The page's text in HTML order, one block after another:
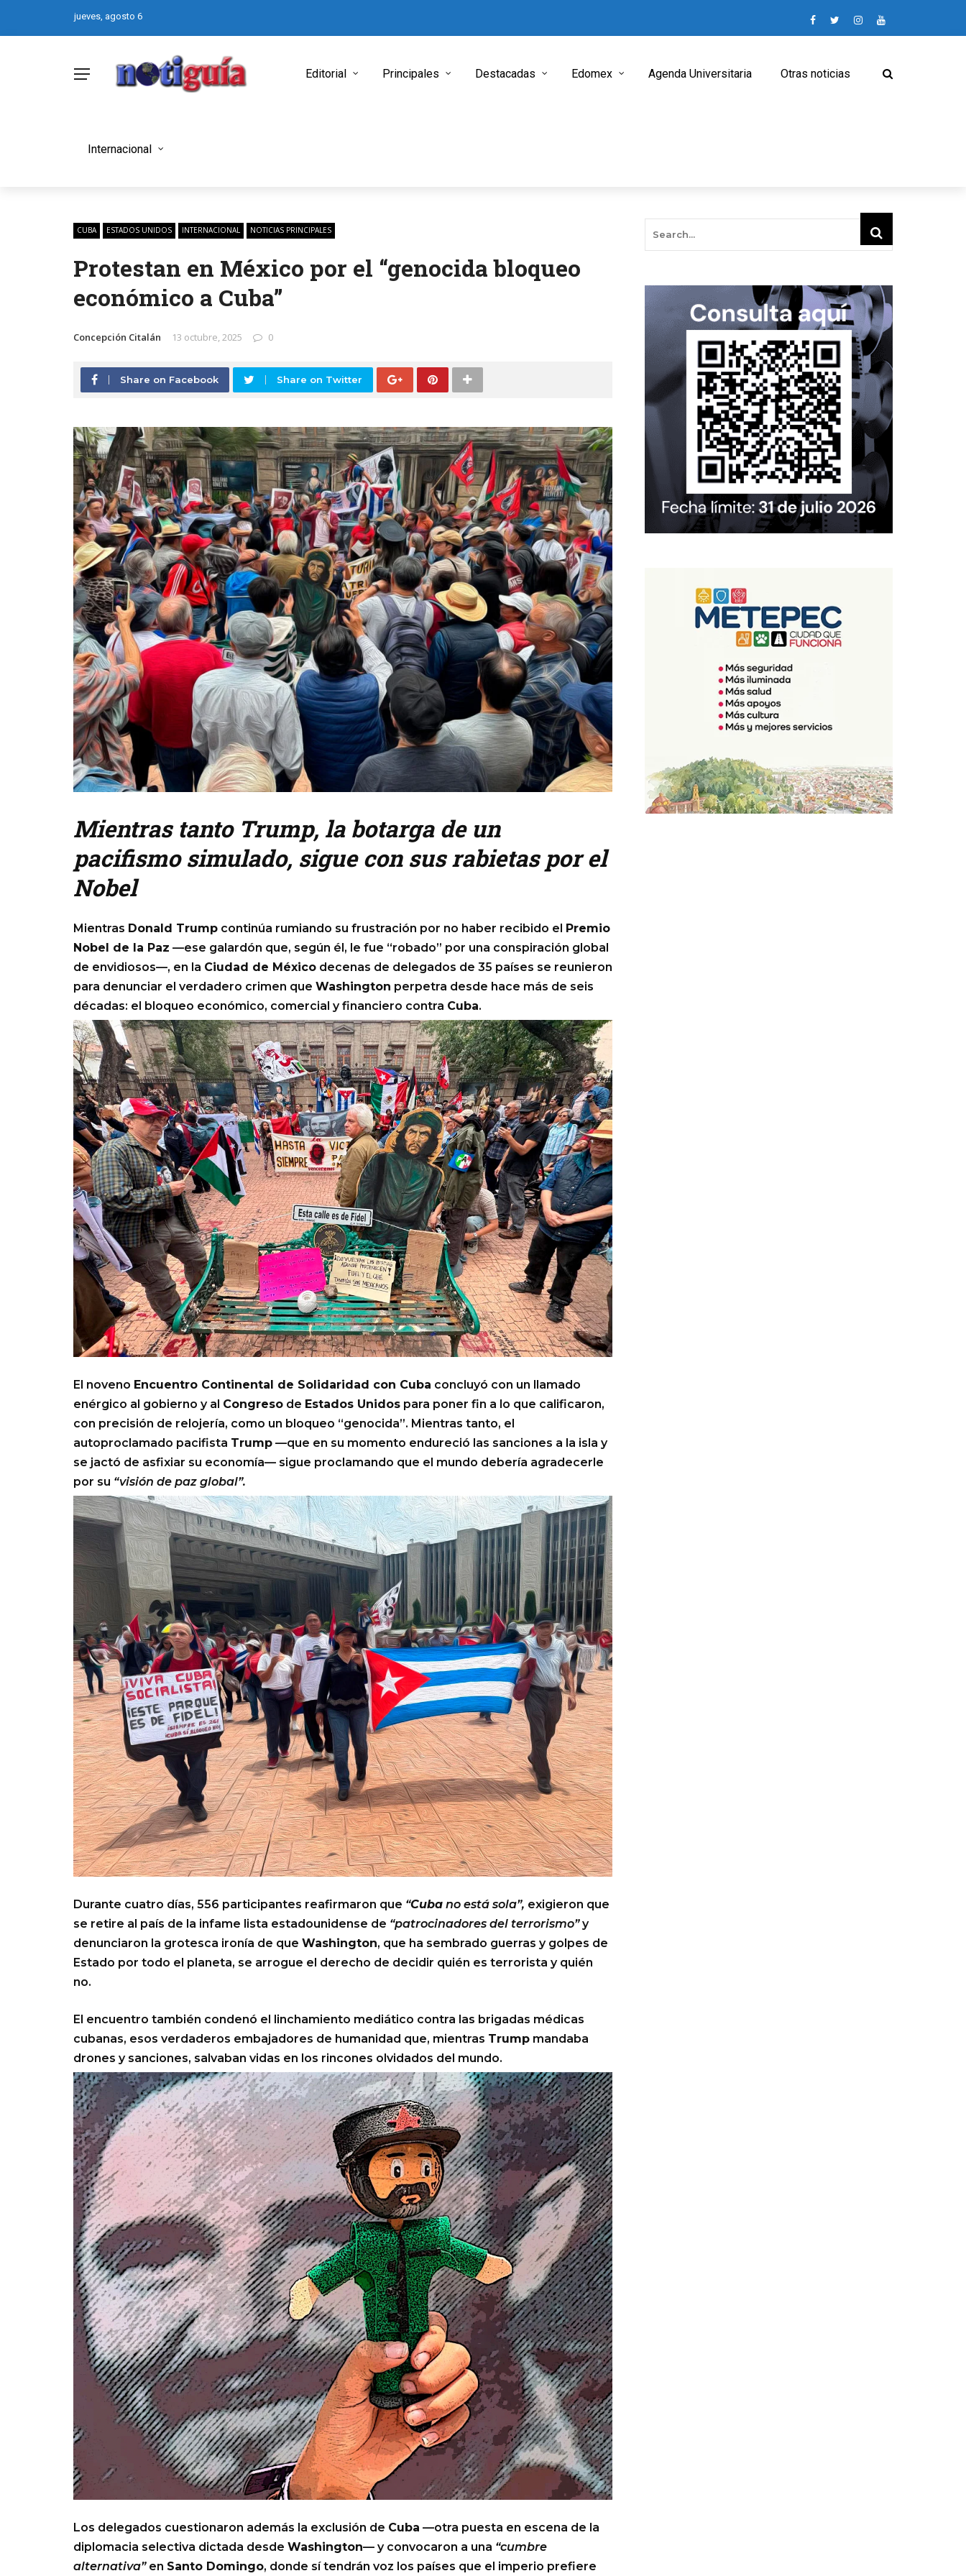
jueves, agosto 6
Editorial Principales Destacadas Edomex Agenda Universitaria Otras noticias
Internacional
CUBA ESTADOS UNIDOS INTERNACIONAL NOTICIAS PRINCIPALES
Protestan en México por el “genocida bloqueo
económico a Cuba”
Concepción Citalán 13 octubre, 2025 0
Share on Facebook Share on Twitter
Mientras tanto Trump, la botarga de un
pacifismo simulado, sigue con sus rabietas por el
Nobel
Mientras Donald Trump continúa rumiando su frustración por no haber recibido el Premio
Nobel de la Paz —ese galardón que, según él, le fue “robado” por una conspiración global
de envidiosos—, en la Ciudad de México decenas de delegados de 35 países se reunieron
para denunciar el verdadero crimen que Washington perpetra desde hace más de seis
décadas: el bloqueo económico, comercial y financiero contra Cuba.
El noveno Encuentro Continental de Solidaridad con Cuba concluyó con un llamado
enérgico al gobierno y al Congreso de Estados Unidos para poner fin a lo que calificaron,
con precisión de relojería, como un bloqueo “genocida”. Mientras tanto, el
autoproclamado pacifista Trump —que en su momento endureció las sanciones a la isla y
se jactó de asfixiar su economía— sigue proclamando que el mundo debería agradecerle
por su “visión de paz global”.
Durante cuatro días, 556 participantes reafirmaron que “Cuba no está sola”, exigieron que
se retire al país de la infame lista estadounidense de “patrocinadores del terrorismo”y
denunciaron la grotesca ironía de que Washington, que ha sembrado guerras y golpes de
Estado por todo el planeta, se arrogue el derecho de decidir quién es terrorista y quién
no.
El encuentro también condenó el linchamiento mediático contra las brigadas médicas
cubanas, esos verdaderos embajadores de humanidad que, mientras Trump mandaba
drones y sanciones, salvaban vidas en los rincones olvidados del mundo.
Los delegados cuestionaron además la exclusión de Cuba —otra puesta en escena de la
diplomacia selectiva dictada desde Washington— y convocaron a una “cumbre
alternativa”en Santo Domingo, donde sí tendrán voz los países que el imperio prefiere